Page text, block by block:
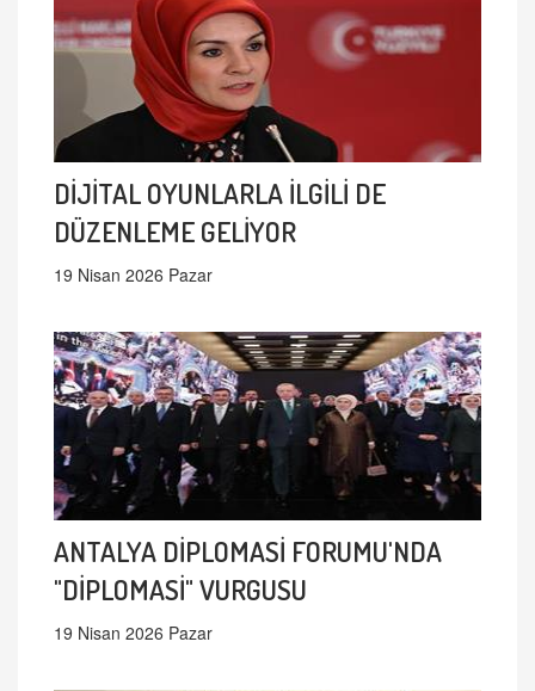
DİJİTAL OYUNLARLA İLGİLİ DE
DÜZENLEME GELİYOR
19 Nisan 2026 Pazar
ANTALYA DİPLOMASİ FORUMU'NDA
"DİPLOMASİ" VURGUSU
19 Nisan 2026 Pazar